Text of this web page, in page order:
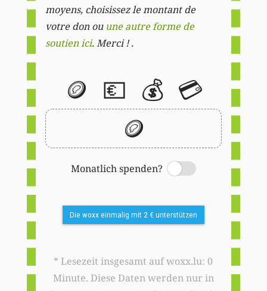
moyens, choisissez le montant de
votre don ou une autre forme de
soutien ici. Merci ! .
🪙 💶 💰 💳
🪙
Monatlich spenden?
Switch
Die woxx einmalig mit 2 € unterstützen
* Lesezeit insgesamt auf woxx.lu: 0
Minute. Diese Daten werden nur in